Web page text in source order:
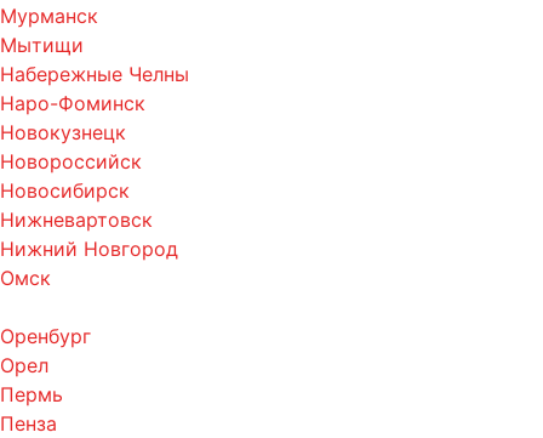
Мурманск
Мытищи
Набережные Челны
Наро-Фоминск
Новокузнецк
Новороссийск
Новосибирск
Нижневартовск
Нижний Новгород
Омск
Оренбург
Орел
Пермь
Пенза